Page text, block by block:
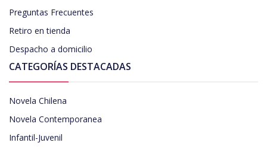
Preguntas Frecuentes
Retiro en tienda
Despacho a domicilio
CATEGORÍAS DESTACADAS
Novela Chilena
Novela Contemporanea
Infantil-Juvenil